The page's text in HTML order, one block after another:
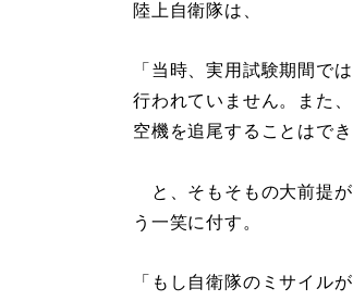
陸上自衛隊は、
「当時、実用試験期間で
行われていません。また
空機を追尾することはでき
と、そもそもの大前提が
う一笑に付す。
「もし自衛隊のミサイル